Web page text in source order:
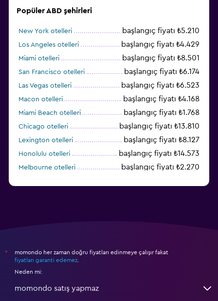
Popüler ABD şehirleri
New York otelleri başlangıç fiyatı ₺5.210
Los Angeles otelleri başlangıç fiyatı ₺4.429
Miami otelleri başlangıç fiyatı ₺8.501
San Francisco otelleri başlangıç fiyatı ₺6.174
Las Vegas otelleri başlangıç fiyatı ₺6.523
Macon otelleri başlangıç fiyatı ₺4.168
Miami Beach otelleri başlangıç fiyatı ₺1.768
Chicago otelleri başlangıç fiyatı ₺13.810
Lexington otelleri başlangıç fiyatı ₺8.127
Honolulu otelleri başlangıç fiyatı ₺14.573
Melbourne otelleri başlangıç fiyatı ₺2.270
*
momondo her zaman doğru fiyatları edinmeye çalışır fakat
fiyatları garanti edemez
Neden mi:
momondo satış yapmaz